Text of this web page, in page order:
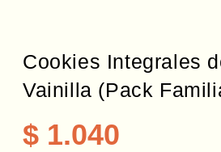
Cookies Integrales
Vainilla (Pack
$ 1.040